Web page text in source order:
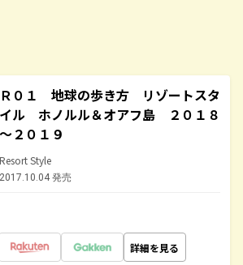
Ｒ０１ 地球の歩き方 リゾートスタ
イル ホノルル＆オアフ島 ２０１８
～２０１９
Resort Style
2017.10.04 発売
詳細を見る